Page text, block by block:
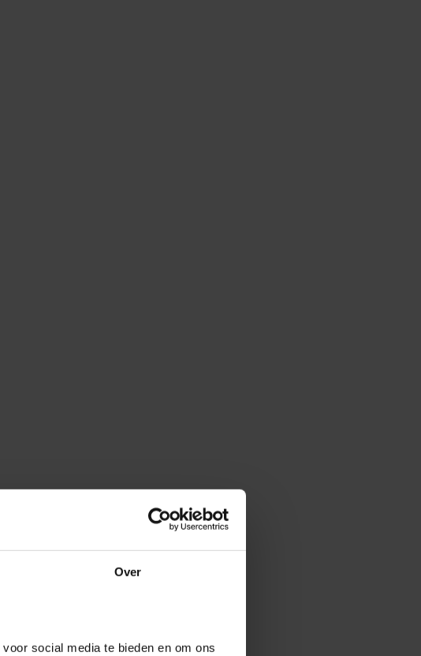
Over
social media te bieden en om ons